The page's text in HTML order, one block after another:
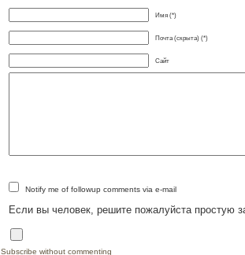
Имя (*)
Почта (скрыта) (*)
Сайт
Notify me of followup comments via e-mail
Если вы человек, решите пожалуйста простую
Subscribe without commenting